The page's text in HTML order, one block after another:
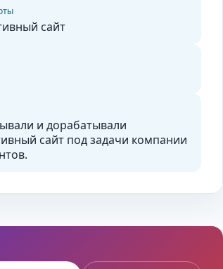
сайт
и дорабатывали
сайт под задачи компании